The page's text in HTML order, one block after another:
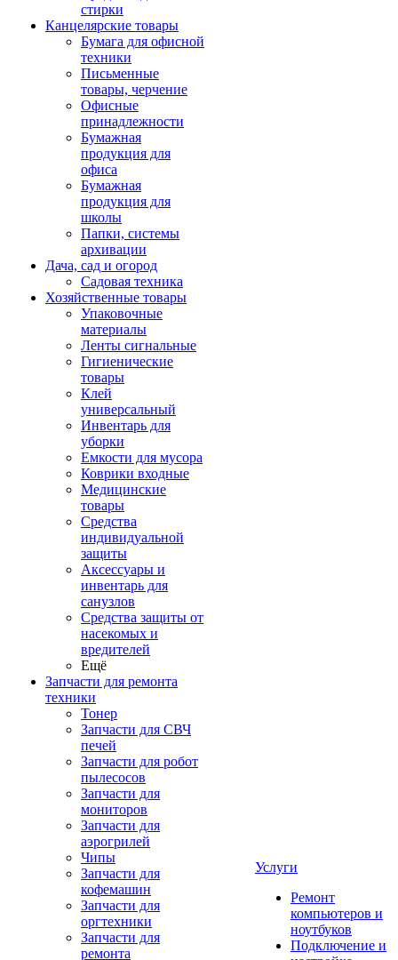
стирки
Канцелярские товары
Бумага для офисной
техники
Письменные
товары, черчение
Офисные
принадлежности
Бумажная
продукция для
офиса
Бумажная
продукция для
школы
Папки, системы
архивации
Дача, сад и огород
Садовая техника
Хозяйственные товары
Упаковочные
материалы
Ленты сигнальные
Гигиенические
товары
Клей
универсальный
Инвентарь для
уборки
Емкости для мусора
Коврики входные
Медицинские
товары
Средства
индивидуальной
защиты
Аксессуары и
инвентарь для
санузлов
Средства защиты от
насекомых и
вредителей
Ещё
Запчасти для ремонта
техники
Тонер
Запчасти для СВЧ
печей
Запчасти для робот
пылесосов
Запчасти для
мониторов
Запчасти для
аэрогрилей
Чипы
Запчасти для
кофемашин
Запчасти для
оргтехники
Запчасти для
ремонта
Услуги
Ремонт
компьютеров и
ноутбуков
Подключение и